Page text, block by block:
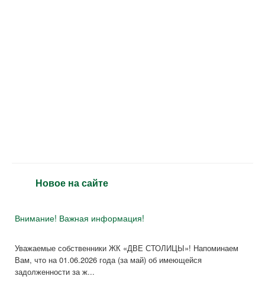
Новое на сайте
Внимание! Важная информация!
Уважаемые собственники ЖК «ДВЕ СТОЛИЦЫ»! Напоминаем
Вам, что на 01.06.2026 года (за май) об имеющейся
задолженности за ж...